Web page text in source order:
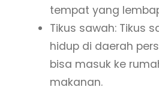
tempat yang
Tikus sawah: Tikus
hidup di daerah
bisa masuk ke
makanan.